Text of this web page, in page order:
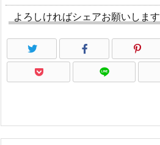
よろしければシェアお願いします